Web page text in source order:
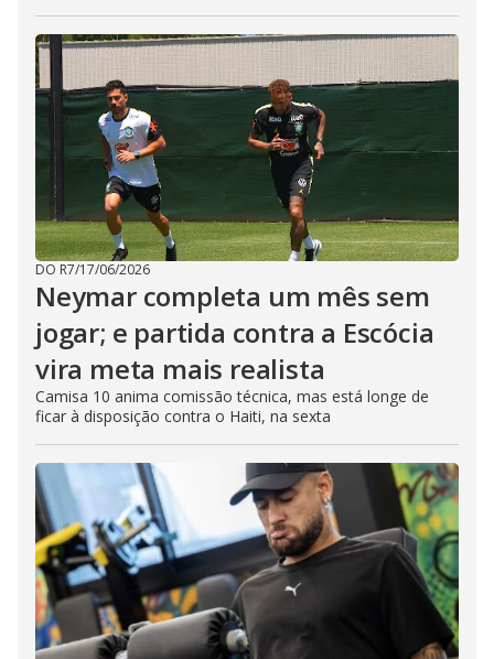
DO R7/17/06/2026
Neymar completa um mês sem
jogar; e partida contra a Escócia
vira meta mais realista
Camisa 10 anima comissão técnica, mas está longe de
ficar à disposição contra o Haiti, na sexta